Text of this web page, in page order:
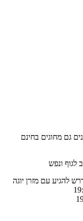
גם מחוגים בחינם
לגוף ונפש